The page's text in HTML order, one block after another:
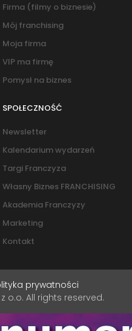
Firma (filmy o biznesie)
Mój franchising
Moja firma
VIP ma firmę
Pomysł na biznes
SPOŁECZNOŚĆ
Newsletter
Kalendarium wydarzeń
Targi Franczyza
Własny Biznes FRANCHISING
Akademia Franczyzy
Marketing
Kontakt
prywatności
o.o. All rights reserved.